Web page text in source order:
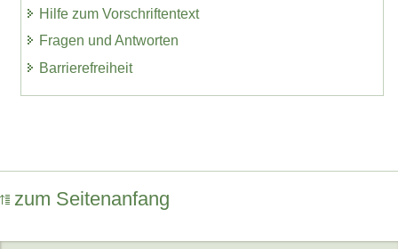
Hilfe zum Vorschriftentext
Fragen und Antworten
Barrierefreiheit
zum Seitenanfang